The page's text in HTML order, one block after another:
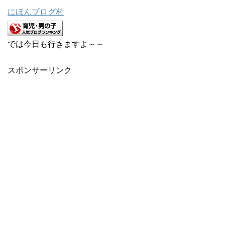
にほんブログ村
では今日も行きますよ～～
スポンサーリンク